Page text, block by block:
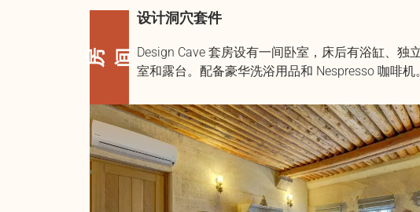
设计洞穴套件
Design Cave 套房设有一间卧室，床后有浴缸、独
室和露台。配备豪华洗浴用品和 Nespresso 咖啡机
房间